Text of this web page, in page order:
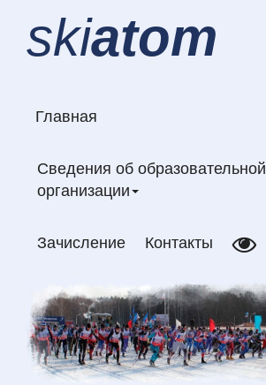
skiatom
Главная
Сведения об образовательной
организации
Зачисление Контакты